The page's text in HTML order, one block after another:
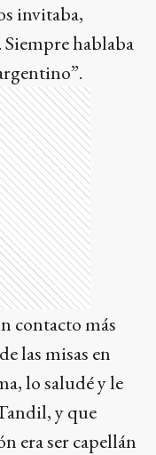
invitaba,
Siempre hablaba
contacto más
las misas en
lo saludé y le
y que
era ser capellán